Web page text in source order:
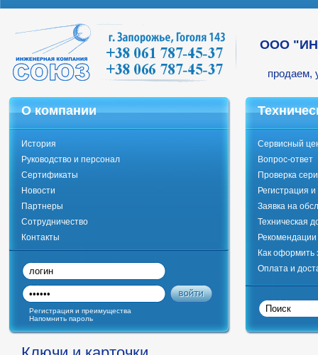
ООО
продаем,
О компании
История
Руководство и персонал
Сертификаты
Новости
Партнеры
Сотрудничество
Контакты
Сервисный
Вопрос-ответ
Проверка
Регистрация
Заявка на
Техническая
Как оформить
Оплата и
Регистрация и преимущества
Напомнить пароль